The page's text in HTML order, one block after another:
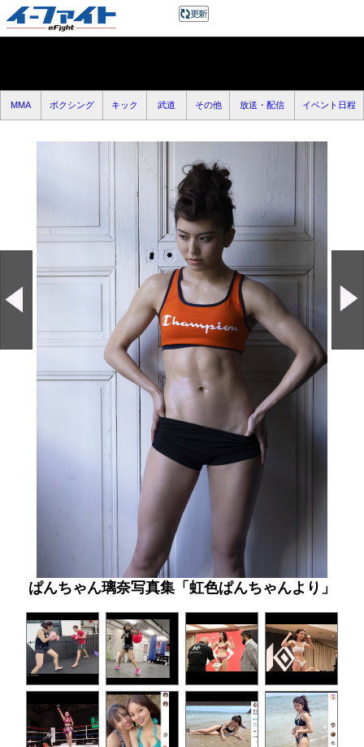
MMA ボクシング キック 武道 その他 放送・配信 イベント日程
ぱんちゃん璃奈写真集「虹色ぱんちゃんより」